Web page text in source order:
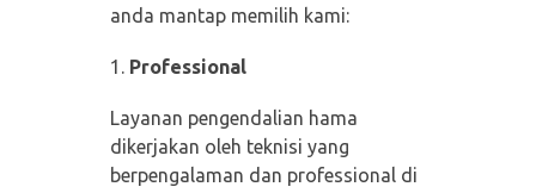
anda mantap memilih kami:
Professional
Layanan pengendalian hama
dikerjakan oleh teknisi yang
berpengalaman dan professional di